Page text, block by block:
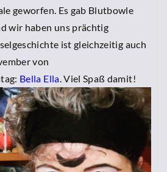
geworfen. Es gab Blutbowle
wir haben uns prächtig
ist gleichzeitig auch
von
Bella Ella. Viel Spaß damit!